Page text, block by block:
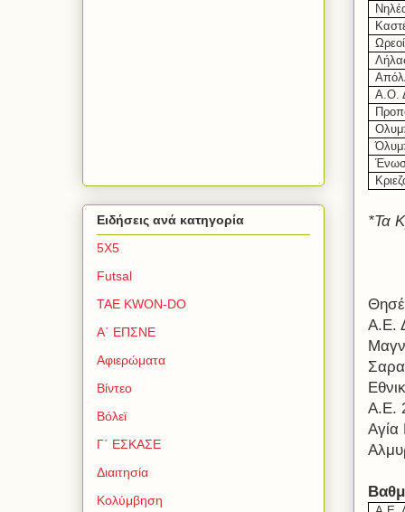
Ωρεοί
Α.Ο.
*Τα
Α.Ε.
Α.Ε.
Αγία
Ειδήσεις ανά κατηγορία
5Χ5
Futsal
TAE KWON-DO
Α΄ ΕΠΣΝΕ
Αφιερώματα
Βίντεο
Βόλεϊ
Γ΄ ΕΣΚΑΣΕ
Διαιτησία
Κολύμβηση